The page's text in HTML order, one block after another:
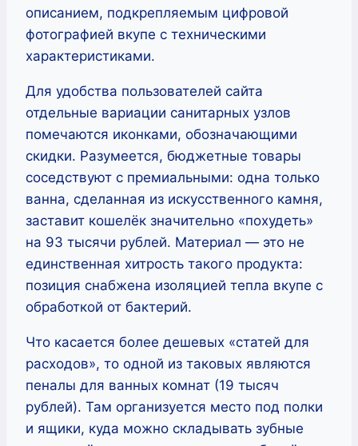
описанием, подкрепляемым цифровой
фотографией вкупе с техническими
характеристиками.
Для удобства пользователей сайта
отдельные вариации санитарных узлов
помечаются иконками, обозначающими
скидки. Разумеется, бюджетные товары
соседствуют с премиальными: одна только
ванна, сделанная из искусственного камня,
заставит кошелёк значительно «похудеть»
на 93 тысячи рублей. Материал — это не
единственная хитрость такого продукта:
позиция снабжена изоляцией тепла вкупе с
обработкой от бактерий.
Что касается более дешевых «статей для
расходов», то одной из таковых являются
пеналы для ванных комнат (19 тысяч
рублей). Там организуется место под полки
и ящики, куда можно складывать зубные